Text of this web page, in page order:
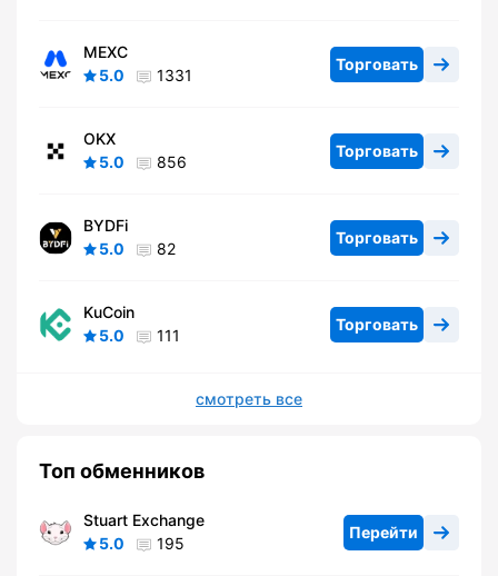
MEXC
5.0
1331
Торговать
OKX
5.0
856
Торговать
BYDFi
5.0
82
Торговать
KuCoin
5.0
111
Торговать
смотреть все
Топ обменников
Stuart Exchange
5.0
195
Перейти